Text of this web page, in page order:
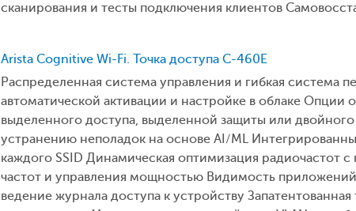
сканирования и тесты подключения клиентов
Arista Cognitive Wi-Fi. Точка доступа C-460E
Распределенная система управления и гибкая система
автоматической активации и настройке в облаке
выделенного доступа, выделенной защиты или
устранению неполадок на основе AI/ML
каждого SSID Динамическая оптимизация радиочастот
частот и управления мощностью Видимость приложений
ведение журнала доступа к устройству